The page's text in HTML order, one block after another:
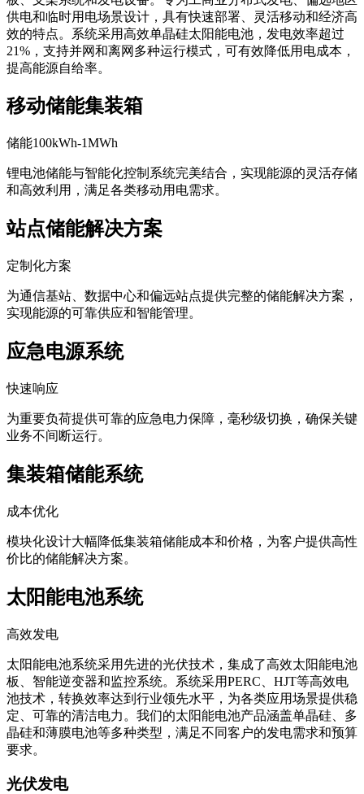
供电和临时用电场景设计，具有快速部署、灵活移动和经济高
效的特点。系统采用高效单晶硅太阳能电池，发电效率超过
21%，支持并网和离网多种运行模式，可有效降低用电成本，
提高能源自给率。
移动储能集装箱
储能100kWh-1MWh
锂电池储能与智能化控制系统完美结合，实现能源的灵活存储
和高效利用，满足各类移动用电需求。
站点储能解决方案
定制化方案
为通信基站、数据中心和偏远站点提供完整的储能解决方案，
实现能源的可靠供应和智能管理。
应急电源系统
快速响应
为重要负荷提供可靠的应急电力保障，毫秒级切换，确保关键
业务不间断运行。
集装箱储能系统
成本优化
模块化设计大幅降低集装箱储能成本和价格，为客户提供高性
价比的储能解决方案。
太阳能电池系统
高效发电
太阳能电池系统采用先进的光伏技术，集成了高效太阳能电池
板、智能逆变器和监控系统。系统采用PERC、HJT等高效电
池技术，转换效率达到行业领先水平，为各类应用场景提供稳
定、可靠的清洁电力。我们的太阳能电池产品涵盖单晶硅、多
晶硅和薄膜电池等多种类型，满足不同客户的发电需求和预算
要求。
光伏发电